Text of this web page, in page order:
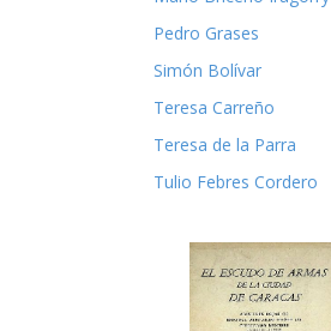
Pedro Grases
Simón Bolívar
Teresa Carreño
Teresa de la Parra
Tulio Febres Cordero